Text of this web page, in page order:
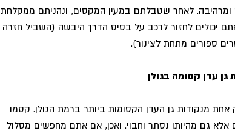
ומרהיבה. לאחר שטבלתם במעין המקסים, ונהניתם ממקלחת
יכולים לחזור לרכב על בסיס הדרך היבשה (השביל חזרה
ספורים מתחת לצינור).
עדן קסומה בגולן
אחת מנקודות גן העדן הקסומות ביותר ברמת הגולן. קסמו
אלא גם מהיותו נסתר וחבוי. ואכן, אם אתם מחפשים מסלול